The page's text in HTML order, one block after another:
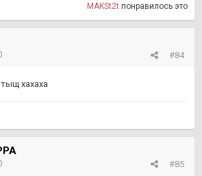
MAKSt2t понравилось это
#84
хахаха
#85